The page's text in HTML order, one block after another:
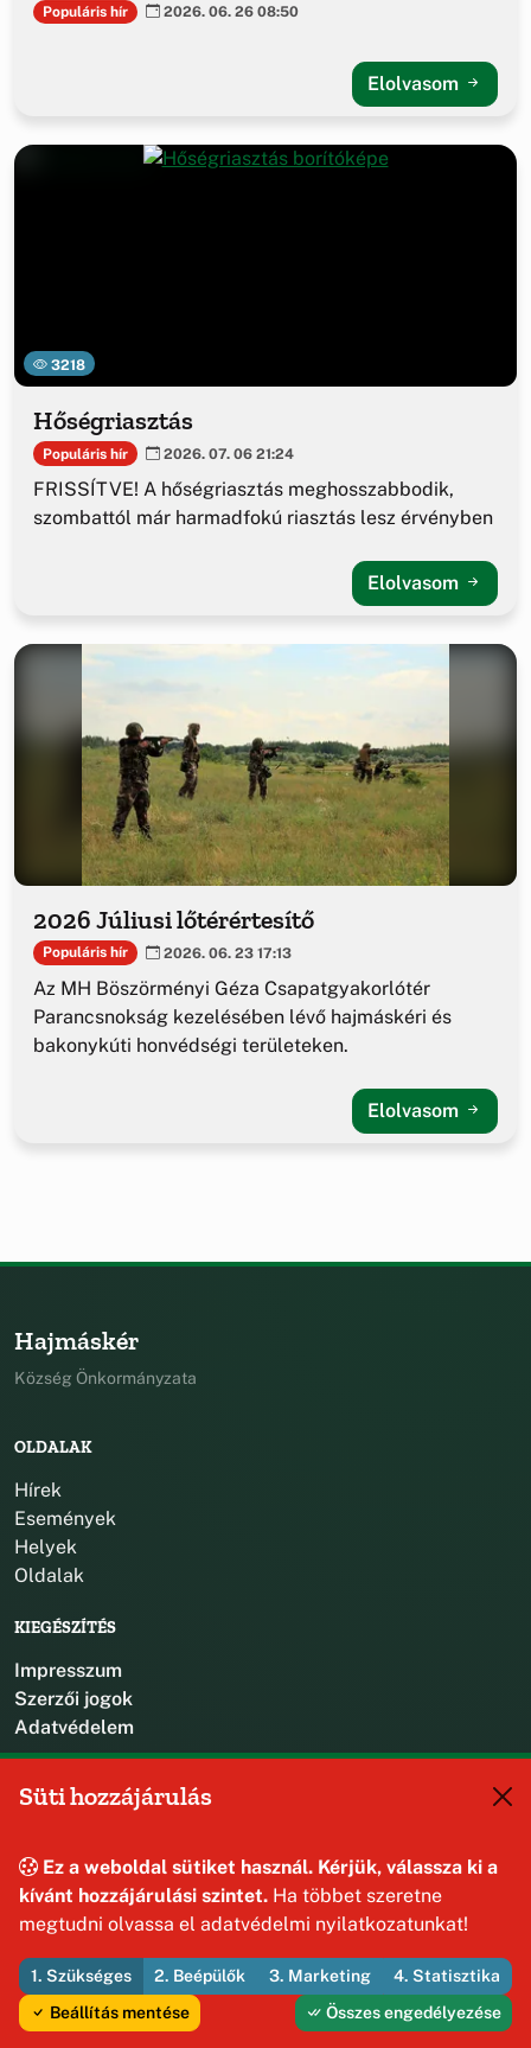
Populáris hír 2026. 06. 26 08:50
Elolvasom
3218
Hőségriasztás
Populáris hír 2026. 07. 06 21:24
FRISSÍTVE! A hőségriasztás meghosszabbodik,
szombattól már harmadfokú riasztás lesz érvényben
Elolvasom
2026 Júliusi lőtérértesítő
Populáris hír 2026. 06. 23 17:13
Az MH Böszörményi Géza Csapatgyakorlótér
Parancsnokság kezelésében lévő hajmáskéri és
bakonykúti honvédségi területeken.
Elolvasom
Hajmáskér
Község Önkormányzata
OLDALAK
Hírek
Események
Helyek
Oldalak
KIEGÉSZÍTÉS
Impresszum
Szerzői jogok
Adatvédelem
8192 Hajmáskér, Kossuth Lajos u. 31.
© 2026 Hajmáskér Község Önkormányzata — Minden jog
fenntartva
Fejleszti és üzemelteti az Útirány
Süti hozzájárulás
Ez a weboldal sütiket használ. Kérjük, válassza ki a
kívánt hozzájárulási szintet. Ha többet szeretne
megtudni olvassa el adatvédelmi nyilatkozatunkat!
1. Szükséges 2. Beépülők 3. Marketing
4. Statisztika
Beállítás mentése
Összes engedélyezése